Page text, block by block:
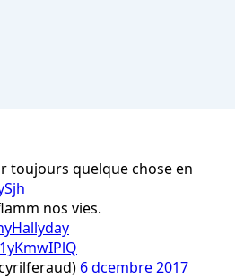
toujours quelque chose en
nos vies.
6 dcembre 2017